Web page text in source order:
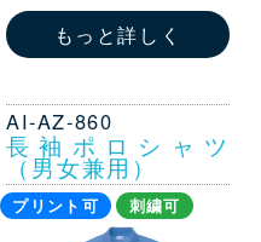
もっと詳しく
AI-AZ-860
長袖ポロシャツ
（男女兼用）
プリント可 刺繍可